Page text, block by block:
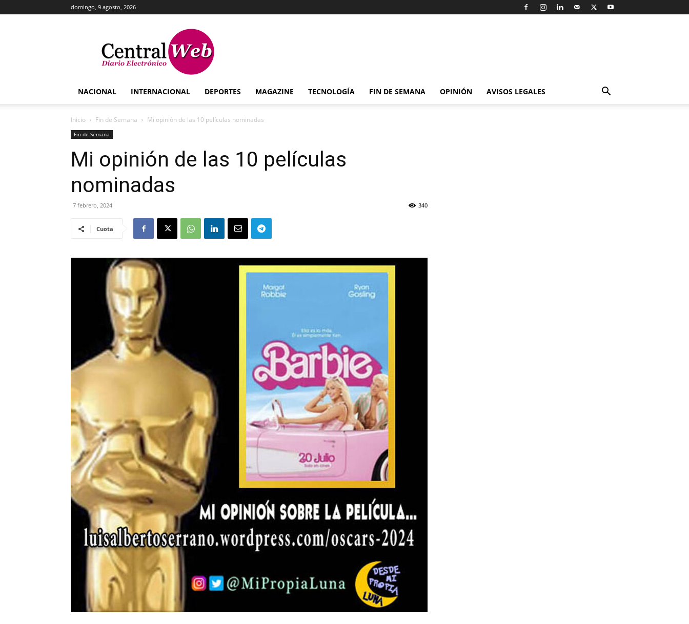
domingo, 9 agosto, 2026
Central
Web
NACIONAL INTERNACIONAL DEPORTES MAGAZINE TECNOLOGÍA FIN DE SEMANA OPINIÓN AVISOS LEGALES
Inicio Fin de Semana Mi opinión de las 10 películas nominadas
Fin de Semana
Mi opinión de las 10 películas
nominadas
7 febrero, 2024 340
Cuota